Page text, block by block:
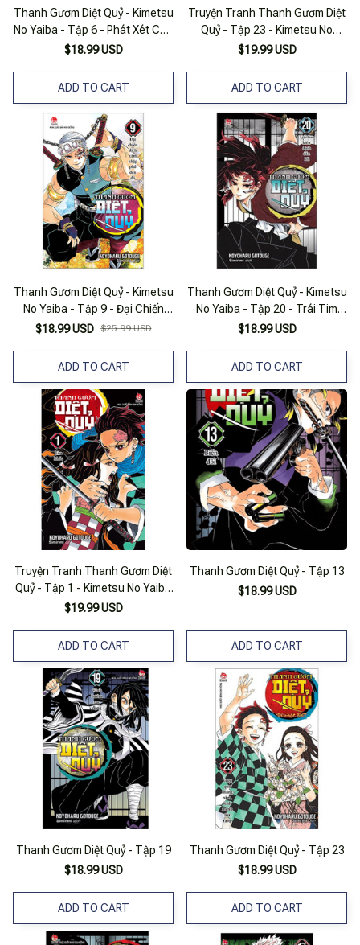
Thanh Gươm Diệt Quỷ - Kimetsu
No Yaiba - Tập 6 - Phát Xét Của
Các Trụ Cột
$18.99 USD
ADD TO CART
Truyện Tranh Thanh Gươm Diệt
Quỷ - Tập 23 - Kimetsu No
Yaiba - Nxb Kim Đồng
$19.99 USD
ADD TO CART
Thanh Gươm Diệt Quỷ - Kimetsu
No Yaiba - Tập 9 - Đại Chiến
Dịch Xâm Nhập Phố Đèn Đỏ (Tái
$18.99 USD $25.99 USD
ADD TO CART
Thanh Gươm Diệt Quỷ - Kimetsu
No Yaiba - Tập 20 - Trái Tim
Kiên Định Dẫn Lối
$18.99 USD
ADD TO CART
Truyện Tranh Thanh Gươm Diệt
Quỷ - Tập 1 - Kimetsu No Yaiba
- Nxb Kim Đồng
$19.99 USD
ADD TO CART
Thanh Gươm Diệt Quỷ - Tập 13
$18.99 USD
ADD TO CART
Thanh Gươm Diệt Quỷ - Tập 19
$18.99 USD
ADD TO CART
Thanh Gươm Diệt Quỷ - Tập 23
$18.99 USD
ADD TO CART